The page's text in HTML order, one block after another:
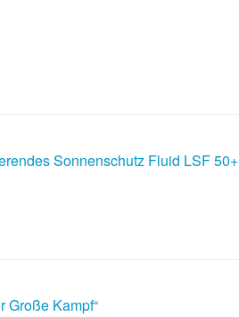
Sonnenschutz Fluid LSF 50+
Große Kampf“